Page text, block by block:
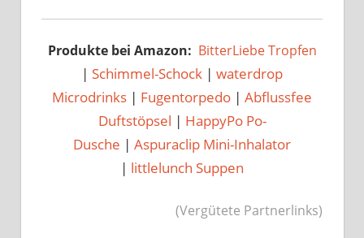
Produkte bei Amazon: BitterLiebe Tropfen
| Schimmel-Schock | waterdrop
Microdrinks | Fugentorpedo | Abflussfee
Duftstöpsel | HappyPo Po-
Dusche | Aspuraclip Mini-Inhalator
| littlelunch Suppen
(Vergütete Partnerlinks)